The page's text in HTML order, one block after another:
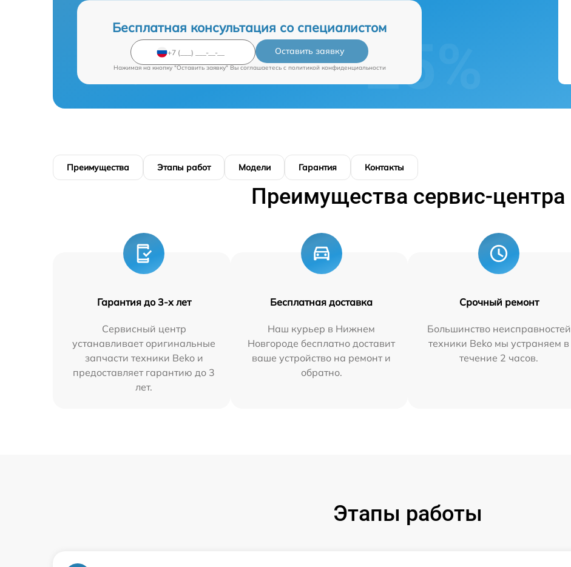
Бесплатная консультация со специалистом
Оставить заявку
Нажимая на кнопку "Оставить заявку" Вы соглашаетесь c политикой конфиденциальности
Преимущества Этапы работ Модели Гарантия Контакты
Преимущества сервис-центра
Гарантия до 3-х лет
Сервисный центр
устанавливает оригинальные
запчасти техники Beko и
предоставляет гарантию до 3
лет.
Бесплатная доставка
Наш курьер в Нижнем
Новгороде бесплатно доставит
ваше устройство на ремонт и
обратно.
Срочный ремонт
Большинство неисправностей
техники Beko мы устраняем в
течение 2 часов.
Этапы работы